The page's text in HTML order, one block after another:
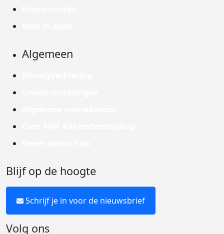
Algemeen
Blijf op de hoogte
Schrijf je in voor de nieuwsbrief
Volg ons